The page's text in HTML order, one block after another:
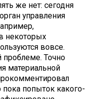
же нет: сегодня
управления
некоторых
вовсе.
проблеме. Точно
материальной
пока попыток какого-